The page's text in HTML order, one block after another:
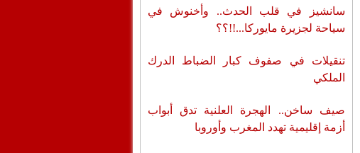
سانشيز في قلب الحدث.. وأخنوش في
سياحة لجزيرة مايوركا...!!؟؟
تنقيلات في صفوف كبار الضباط الدرك
الملكي
صيف ساخن.. الهجرة العلنية تدق أبواب
أزمة إقليمية تهدد المغرب وأوروبا